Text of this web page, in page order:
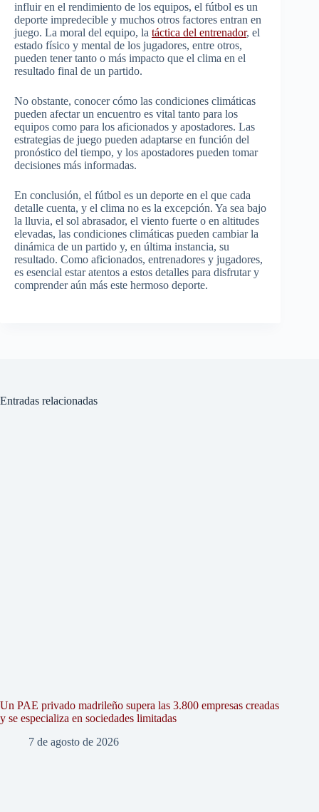
influir en el rendimiento de los equipos, el fútbol es un
deporte impredecible y muchos otros factores entran en
juego. La moral del equipo, la táctica del entrenador, el
estado físico y mental de los jugadores, entre otros,
pueden tener tanto o más impacto que el clima en el
resultado final de un partido.
No obstante, conocer cómo las condiciones climáticas
pueden afectar un encuentro es vital tanto para los
equipos como para los aficionados y apostadores. Las
estrategias de juego pueden adaptarse en función del
pronóstico del tiempo, y los apostadores pueden tomar
decisiones más informadas.
En conclusión, el fútbol es un deporte en el que cada
detalle cuenta, y el clima no es la excepción. Ya sea bajo
la lluvia, el sol abrasador, el viento fuerte o en altitudes
elevadas, las condiciones climáticas pueden cambiar la
dinámica de un partido y, en última instancia, su
resultado. Como aficionados, entrenadores y jugadores,
es esencial estar atentos a estos detalles para disfrutar y
comprender aún más este hermoso deporte.
Entradas relacionadas
Un PAE privado madrileño supera las 3.800 empresas creadas
y se especializa en sociedades limitadas
7 de agosto de 2026